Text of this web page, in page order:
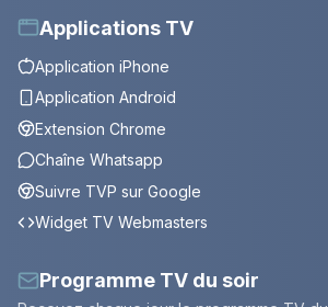
Applications TV
Application iPhone
Application Android
Extension Chrome
Chaîne Whatsapp
Suivre TVP sur Google
Widget TV Webmasters
Programme TV du soir